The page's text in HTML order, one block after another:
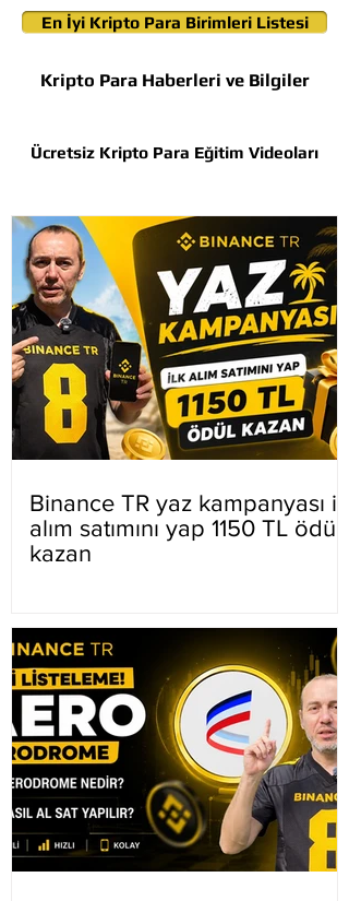
Ücretsiz Kripto Para Eğitim Videoları
Kripto Para Haberleri ve Bilgiler
En İyi Kripto Para Birimleri Listesi
Binance TR yaz kampanyası ilk
alım satımını yap 1150 TL ödül
kazan